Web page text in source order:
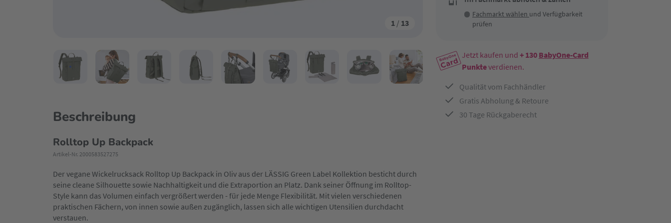
1 / 13
Fachmarkt wählen und Verfügbarkeit
prüfen
Jetzt kaufen und + 130 BabyOne-Card
Punkteverdienen.
Qualität vom Fachhändler
Gratis Abholung & Retoure
30 Tage Rückgaberecht
Beschreibung
Rolltop Up Backpack
Artikel-Nr. 2000583527275
Der vegane Wickelrucksack Rolltop Up Backpack in Oliv aus der LÄSSIG Green Label Kollektion besticht durch
seine cleane Silhouette sowie Nachhaltigkeit und die Extraportion an Platz. Dank seiner Öffnung im Rolltop-
Style kann das Volumen einfach vergrößert werden - für jede Menge Flexibilität. Mit vielen verschiedenen
praktischen Fächern, von innen sowie außen zugänglich, lassen sich alle wichtigen Utensilien durchdacht
verstauen.